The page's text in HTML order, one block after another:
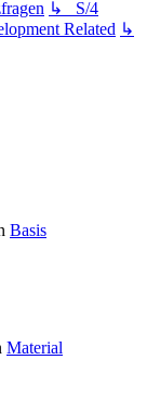
↳ S/4
Related ↳
Basis
Material